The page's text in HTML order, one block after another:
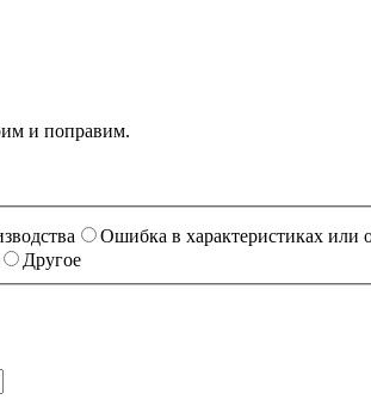
и поправим.
Ошибка в характеристиках или
Другое